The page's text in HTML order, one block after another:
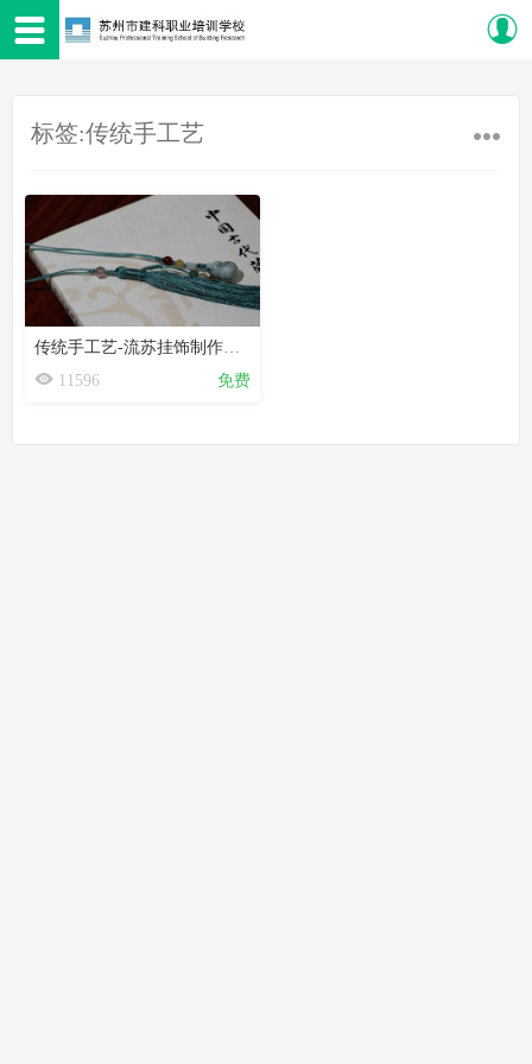
标签:传统手工艺
传统手工艺-流苏挂饰制作直播公开课
11596
免费